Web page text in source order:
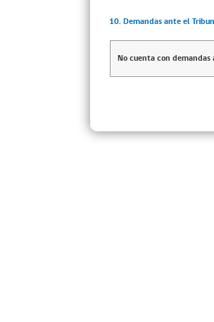
10. Demandas ante el
No cuenta con